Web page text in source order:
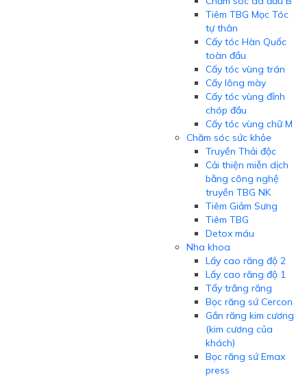
Tiêm TBG Mọc Tóc
tự thân
Cấy tóc Hàn Quốc
toàn đầu
Cấy tóc vùng trán
Cấy lông mày
Cấy tóc vùng đỉnh
chóp đầu
Cấy tóc vùng chữ M
Chăm sóc sức khỏe
Truyền Thải độc
Cải thiện miễn dịch
bằng công nghệ
truyền TBG NK
Tiêm Giảm Sưng
Tiêm TBG
Detox máu
Nha khoa
Lấy cao răng độ 2
Lấy cao răng độ 1
Tẩy trắng răng
Bọc răng sứ Cercon
Gắn răng kim cương
(kim cương của
khách)
Bọc răng sứ Emax
press